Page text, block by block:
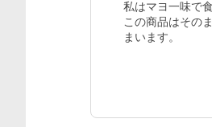
私はマヨ一味で
この商品はその
まいます。